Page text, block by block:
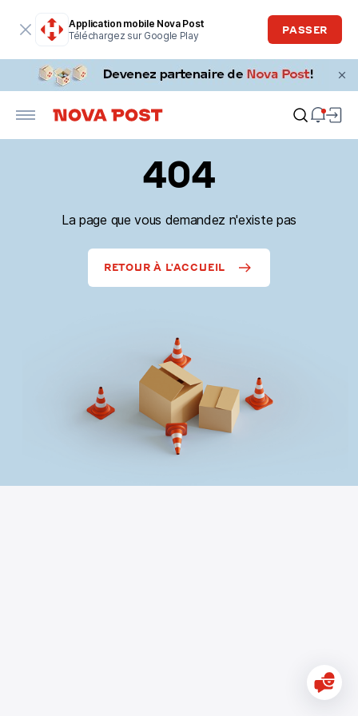
Application mobile Nova Post
Téléchargez sur Google Play
PASSER
404
La page que vous demandez n'existe pas
RETOUR À L'ACCUEIL